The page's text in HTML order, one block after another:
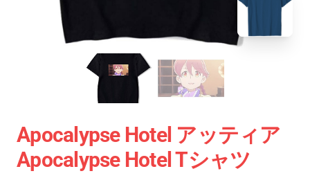
Apocalypse Hotel アッティア
Apocalypse Hotel Tシャツ